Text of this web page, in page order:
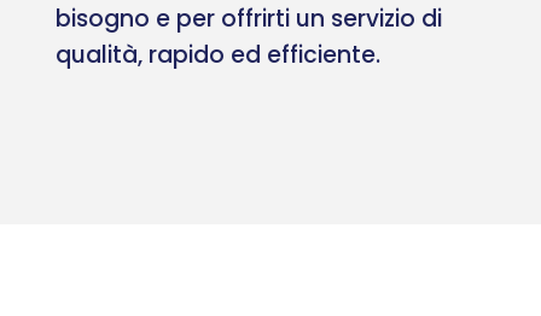
bisogno e per offrirti un servizio di
qualità, rapido ed efficiente.